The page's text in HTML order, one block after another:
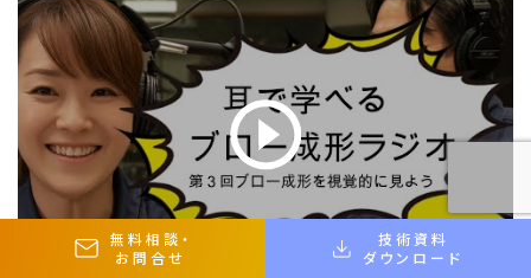
無料相談 ・
お問合せ
技術資料
ダウンロード